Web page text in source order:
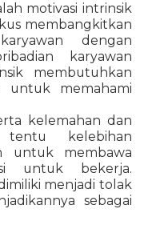
motivasi intrinsik
membangkitkan
dengan
karyawan
membutuhkan
untuk memahami
kelemahan dan
tentu kelebihan
untuk membawa
untuk bekerja.
menjadi tolak
sebagai